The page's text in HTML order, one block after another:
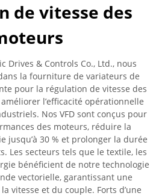
de vitesse des
Drives & Controls Co., Ltd., nous
la fourniture de variateurs de
pour la régulation de vitesse des
l’efficacité opérationnelle
Nos VFD sont conçus pour
des moteurs, réduire la
jusqu’à 30 % et prolonger la durée
Les secteurs tels que le textile, les
bénéficient de notre technologie
vectorielle, garantissant une
vitesse et du couple. Forts d’une